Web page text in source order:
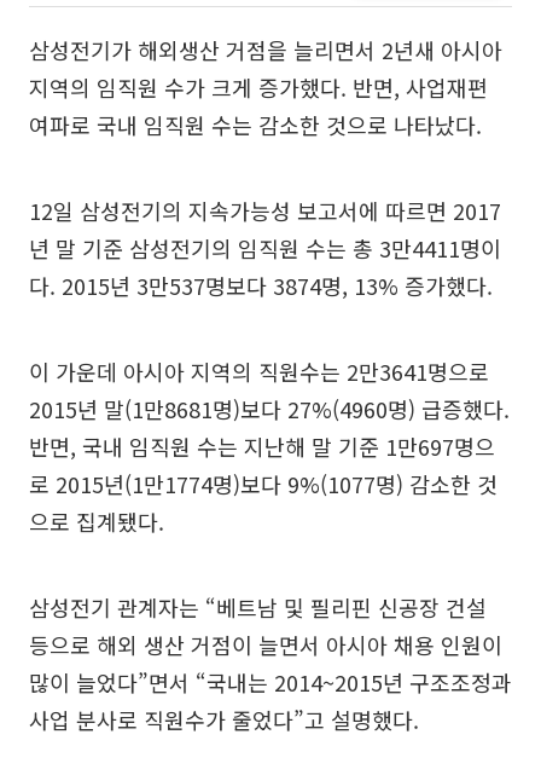
삼성전기가 해외생산 거점을 늘리면서 2년새 아시아
지역의 임직원 수가 크게 증가했다. 반면, 사업재편
여파로 국내 임직원 수는 감소한 것으로 나타났다.
12일 삼성전기의 지속가능성 보고서에 따르면 2017
년 말 기준 삼성전기의 임직원 수는 총 3만4411명이
다. 2015년 3만537명보다 3874명, 13% 증가했다.
이 가운데 아시아 지역의 직원수는 2만3641명으로
2015년 말(1만8681명)보다 27%(4960명) 급증했다.
반면, 국내 임직원 수는 지난해 말 기준 1만697명으
로 2015년(1만1774명)보다 9%(1077명) 감소한 것
으로 집계됐다.
삼성전기 관계자는 “베트남 및 필리핀 신공장 건설
등으로 해외 생산 거점이 늘면서 아시아 채용 인원이
많이 늘었다”면서 “국내는 2014~2015년 구조조정과
사업 분사로 직원수가 줄었다”고 설명했다.